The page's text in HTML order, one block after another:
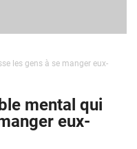
les gens à se manger eux-
mental qui
eux-